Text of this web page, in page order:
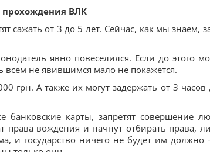
прохождения ВЛК
сажать от 3 до 5 лет. Сейчас, как мы знаем,
явно повеселился. Если до этого
не явившимся мало не покажется.
грн. А также их могут задержать от 3 часов
банковские карты, запретят совершение
вождения и начнут отбирать права,
и государство ничего не будет им должно